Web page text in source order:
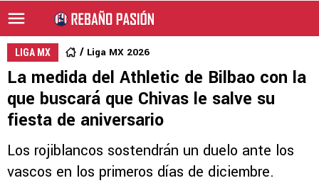
LIGA MX Liga MX 2026
La medida del Athletic de Bilbao con la
que buscará que Chivas le salve su
fiesta de aniversario
Los rojiblancos sostendrán un duelo ante los
vascos en los primeros días de diciembre.